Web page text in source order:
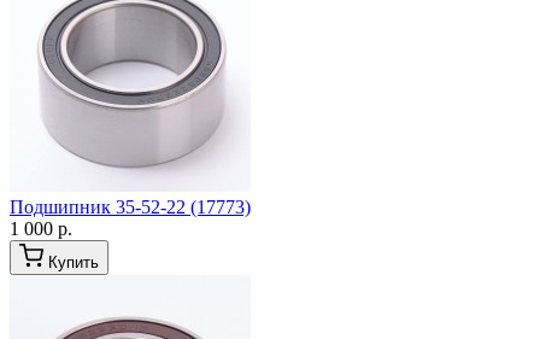
Подшипник 35-52-22 (17773)
1 000 р.
Купить